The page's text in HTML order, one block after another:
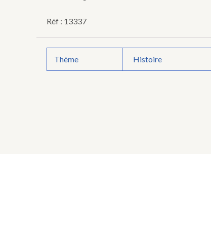
Réf : 13337
Thème Histoire